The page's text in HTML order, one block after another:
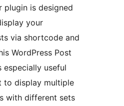
plugin is designed
your
via shortcode and
WordPress Post
especially useful
to display multiple
with different sets